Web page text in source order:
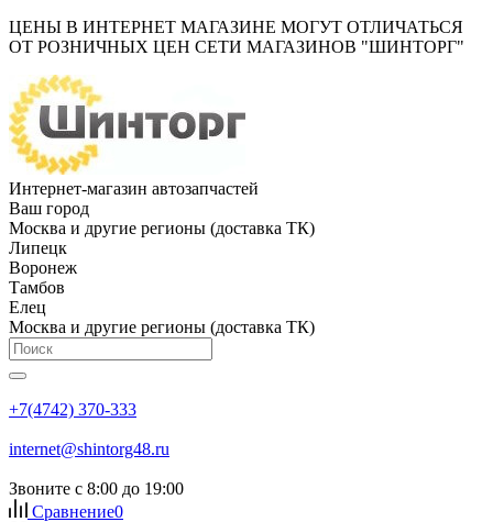
ЦЕНЫ В ИНТЕРНЕТ МАГАЗИНЕ МОГУТ ОТЛИЧАТЬСЯ
ОТ РОЗНИЧНЫХ ЦЕН СЕТИ МАГАЗИНОВ "ШИНТОРГ"
Интернет-магазин автозапчастей
Ваш город
Москва и другие регионы (доставка ТК)
Липецк
Воронеж
Тамбов
Елец
Москва и другие регионы (доставка ТК)
+7(4742) 370-333
internet@shintorg48.ru
Звоните с 8:00 до 19:00
Сравнение0